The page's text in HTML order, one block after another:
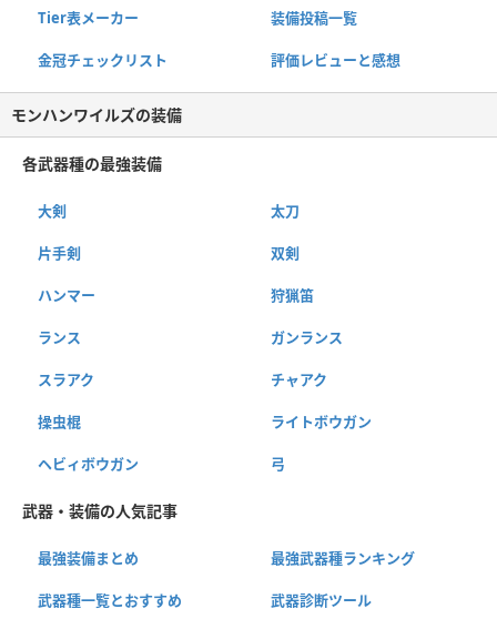
Tier表メーカー 装備投稿一覧
金冠チェックリスト 評価レビューと感想
モンハンワイルズの装備
各武器種の最強装備
大剣 太刀
片手剣 双剣
ハンマー 狩猟笛
ランス ガンランス
スラアク チャアク
操虫棍 ライトボウガン
ヘビィボウガン 弓
武器・装備の人気記事
最強装備まとめ 最強武器種ランキング
武器種一覧とおすすめ 武器診断ツール